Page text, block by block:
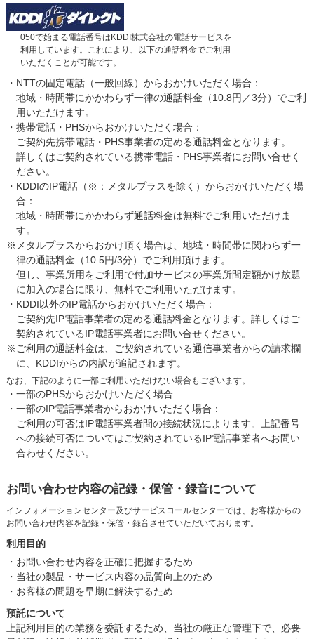
050で始まる電話番号はKDDI株式会社の電話サービスを
利用しています。これにより、以下の通話料金でご利用
いただくことが可能です。
・NTTの固定電話（一般回線）からおかけいただく場合：
地域・時間帯にかかわらず一律の通話料金（10.8円／3分）でご利
用いただけます。
・携帯電話・PHSからおかけいただく場合：
ご契約先携帯電話・PHS事業者の定める通話料金となります。
詳しくはご契約されている携帯電話・PHS事業者にお問い合せく
ださい。
・KDDIのIP電話（※：メタルプラスを除く）からおかけいただく場
合：
地域・時間帯にかかわらず通話料金は無料でご利用いただけま
す。
※メタルプラスからおかけ頂く場合は、地域・時間帯に関わらず一
律の通話料金（10.5円/3分）でご利用頂けます。
但し、事業所用をご利用で付加サービスの事業所間定額かけ放題
に加入の場合に限り、無料でご利用いただけます。
・KDDI以外のIP電話からおかけいただく場合：
ご契約先IP電話事業者の定める通話料金となります。詳しくはご
契約されているIP電話事業者にお問い合せください。
※ご利用の通話料金は、ご契約されている通信事業者からの請求欄
に、KDDIからの内訳が追記されます。
なお、下記のように一部ご利用いただけない場合もございます。
・一部のPHSからおかけいただく場合
・一部のIP電話事業者からおかけいただく場合：
ご利用の可否はIP電話事業者間の接続状況によります。上記番号
への接続可否についてはご契約されているIP電話事業者へお問い
合わせください。
お問い合わせ内容の記録・保管・録音について
インフォメーションセンター及びサービスコールセンターでは、お客様からの
お問い合わせ内容を記録・保管・録音させていただいております。
利用目的
・お問い合わせ内容を正確に把握するため
・当社の製品・サービス内容の品質向上のため
・お客様の問題を早期に解決するため
預託について
上記利用目的の業務を委託するため、当社の厳正な管理下で、必要